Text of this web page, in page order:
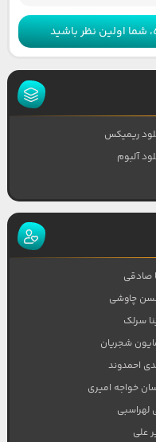
شما اولین نظر باشید
ریمیکس
آلبوم
صادقی
چاوشی
سرلک
شجریان
احمدوند
خواجه امیری
لهراسبی
علی